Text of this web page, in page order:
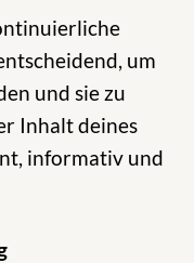
um
und sie zu
Inhalt deines
informativ und